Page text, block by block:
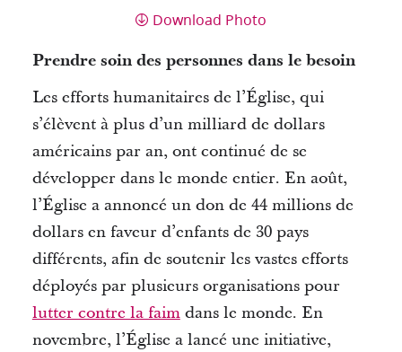
Download Photo
Prendre soin des personnes dans le besoin
Les efforts humanitaires de l’Église, qui
s’élèvent à plus d’un milliard de dollars
américains par an, ont continué de se
développer dans le monde entier. En août,
l’Église a annoncé un don de 44 millions de
dollars en faveur d’enfants de 30 pays
différents, afin de soutenir les vastes efforts
déployés par plusieurs organisations pour
lutter contre la faimdans le monde. En
novembre, l’Église a lancé une initiative,